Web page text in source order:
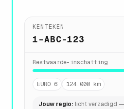
KENTEKEN
1-ABC-123
Restwaarde-inschatting
EURO 6 124.000 km
Jouw regio: licht verzadigd